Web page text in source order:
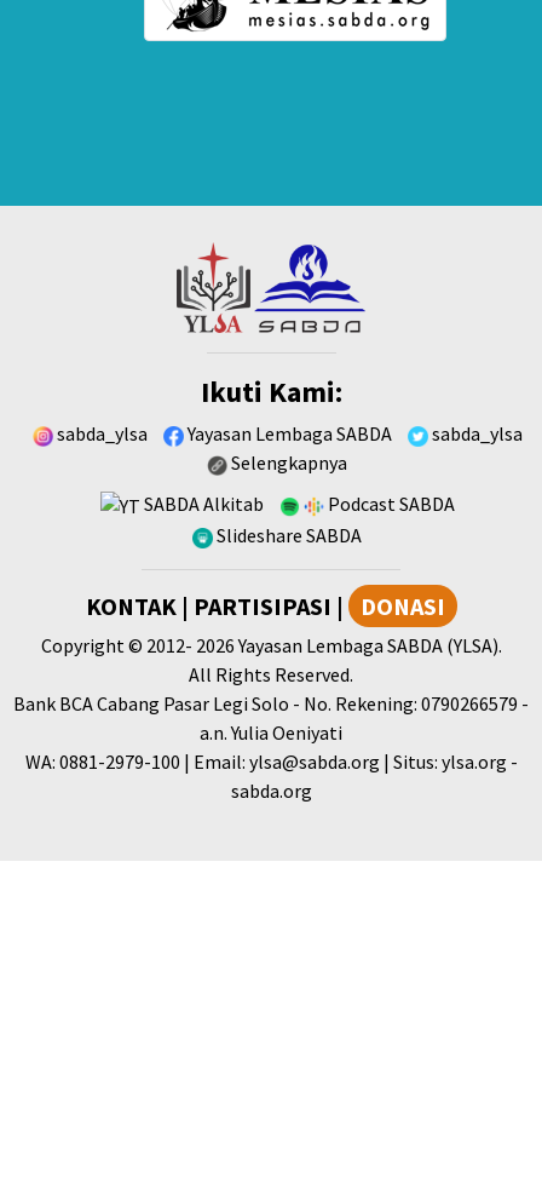
Ikuti Kami:
sabda_ylsa Yayasan Lembaga SABDA
sabda_ylsa
Selengkapnya
SABDA Alkitab
Podcast SABDA
Slideshare SABDA
KONTAK| PARTISIPASI | DONASI
Copyright© 2012- 2026Yayasan Lembaga SABDA (YLSA).
All Rights Reserved.
Bank BCA Cabang Pasar Legi Solo - No. Rekening: 0790266579 -
a.n. Yulia Oeniyati
WA: 0881-2979-100 | Email: ylsa@sabda.org | Situs: ylsa.org -
sabda.org